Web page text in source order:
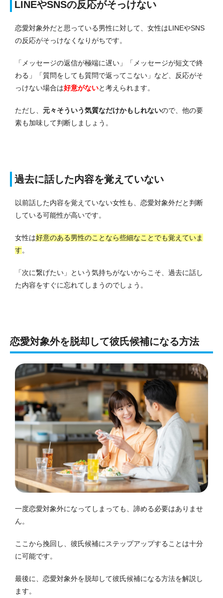
LINEやSNSの反応がそっけない
恋愛対象外だと思っている男性に対して、女性はLINEやSNS
の反応がそっけなくなりがちです。
「メッセージの返信が極端に遅い」「メッセージが短文で終
わる」「質問をしても質問で返ってこない」など、反応がそ
っけない場合は好意がないと考えられます。
ただし、 元々そういう気質なだけかもしれないので、他の要
素も加味して判断しましょう。
過去に話した内容を覚えていない
以前話した内容を覚えていない女性も、恋愛対象外だと判断
している可能性が高いです。
女性は好意のある男性のことなら些細なことでも覚えていま
す。
「次に繋げたい」という気持ちがないからこそ、過去に話し
た内容をすぐに忘れてしまうのでしょう。
恋愛対象外を脱却して彼氏候補になる方法
一度恋愛対象外になってしまっても、諦める必要はありませ
ん。
ここから挽回し、彼氏候補にステップアップすることは十分
に可能です。
最後に、恋愛対象外を脱却して彼氏候補になる方法を解説し
ます。